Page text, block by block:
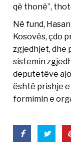
që thonë”,
Në fund,
Kosovës, çdo
zgjedhjet, dhe
sistemin
deputetëve
është prishje
formimin e